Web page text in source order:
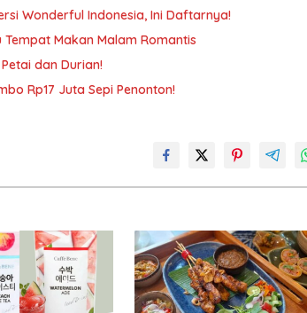
Wonderful Indonesia, Ini Daftarnya!
Tempat Makan Malam Romantis
dan Durian!
Rp17 Juta Sepi Penonton!